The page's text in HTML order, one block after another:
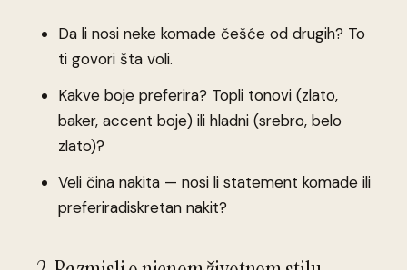
Da li nosi neke komade češće od drugih? To
ti govori šta voli.
Kakve boje preferira? Topli tonovi (zlato,
baker, accent boje) ili hladni (srebro, belo
zlato)?
Veli čina nakita — nosi li statement komade ili
preferiradiskretan nakit?